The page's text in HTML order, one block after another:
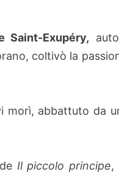
Saint-Exupéry,
coltivò la
morì, abbattuto da
Il piccolo principe,